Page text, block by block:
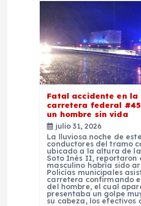
Fatal accidente en la
carretera federal
un hombre sin vida
julio 31, 2026
La lluviosa noche de
conductores del tramo
ubicado a la altura de
Soto Inés II, reportaron
masculino habría sido
Policías municipales
carretera confirmando
del hombre, el cual
presentaba un golpe
su cabeza, los efectivos